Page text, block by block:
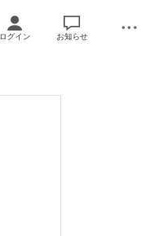
ログイン お知らせ